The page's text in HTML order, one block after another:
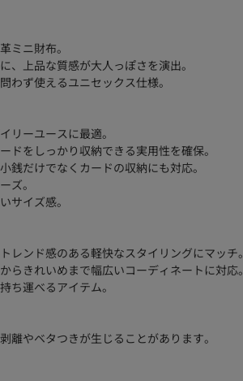
ミニ財布。
、上品な質感が大人っぽさを演出。
わず使えるユニセックス仕様。
リーユースに最適。
ドをしっかり収納できる実用性を確保。
銭だけでなくカードの収納にも対応。
ズ。
サイズ感。
レンド感のある軽快なスタイリングにマッチ。
らきれいめまで幅広いコーディネートに対応。
ち運べるアイテム。
離やベタつきが生じることがあります。